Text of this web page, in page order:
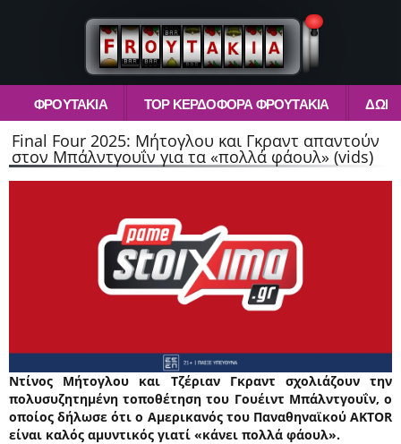
ΦΡΟΥΤΆΚΙΑ TOP ΚΕΡΔΟΦΌΡΑ ΦΡΟΥΤΆΚΙΑ
Final Four 2025: Μήτογλου και Γκραντ απαντούν
στον Μπάλντγουΐν για τα «πολλά φάουλ» (vids)
Ντίνος Μήτογλου και Τζέριαν Γκραντ σχολιάζουν την
πολυσυζητημένη τοποθέτηση του Γουέιντ Μπάλντγουΐν, ο
οποίος δήλωσε ότι ο Αμερικανός του Παναθηναϊκού AKTOR
είναι καλός αμυντικός γιατί «κάνει πολλά φάουλ».